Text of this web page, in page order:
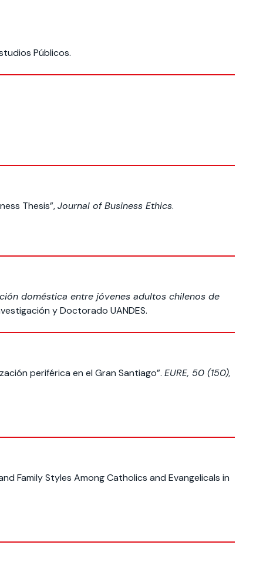
Públicos.
Thesis”,Journal of Business Ethics.
doméstica entre jóvenes adultos chilenos de
y Doctorado UANDES.
periférica en el Gran Santiago”. EURE, 50 (150),
Family Styles Among Catholics and Evangelicals in